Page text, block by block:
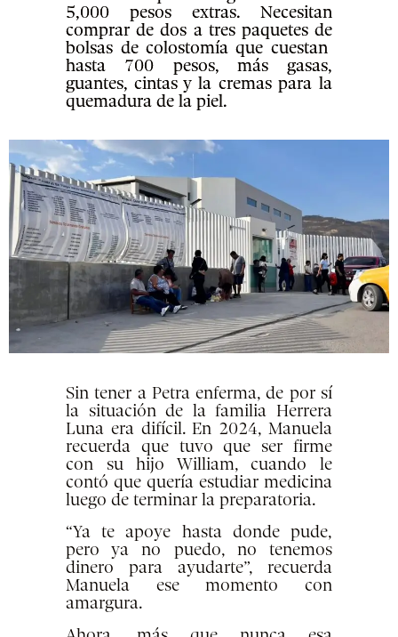
5,000 pesos extras. Necesitan
comprar de dos a tres paquetes de
bolsas de colostomía que cuestan
hasta 700 pesos, más gasas,
guantes, cintas y la cremas para la
quemadura de la piel.
Sin tener a Petra enferma, de por sí
la situación de la familia Herrera
Luna era difícil. En 2024, Manuela
recuerda que tuvo que ser firme
con su hijo William, cuando le
contó que quería estudiar medicina
luego de terminar la preparatoria.
“Ya te apoye hasta donde pude,
pero ya no puedo, no tenemos
dinero para ayudarte”, recuerda
Manuela ese momento con
amargura.